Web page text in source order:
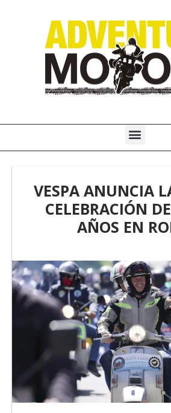
Menú
VESPA ANUNCIA
CELEBRACIÓN
AÑOS EN